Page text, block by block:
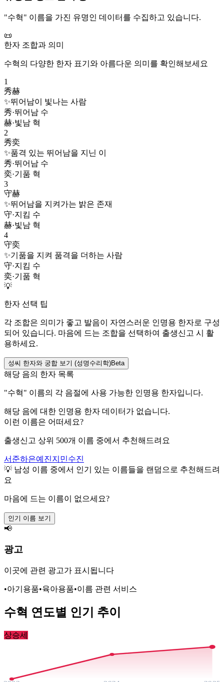
"수혁" 이름을 가진 유명인 데이터를 수집하고 있습니다.
📜
한자 조합과 의미
수혁의 다양한 한자 표기와 아름다운 의미를 확인해보세요
1
秀赫
✨뛰어남이 빛나는 사람
秀·뛰어남 수
赫·빛남 혁
2
秀奕
✨품격 있는 뛰어남을 지닌 이
秀·뛰어남 수
奕·기품 혁
3
守赫
✨뛰어남을 지켜가는 밝은 존재
守·지킴 수
赫·빛남 혁
4
守奕
✨기품을 지켜 품격을 더하는 사람
守·지킴 수
奕·기품 혁
💡
한자 선택 팁
각 조합은 의미가 좋고 발음이 자연스러운 인명용 한자로 구성
되어 있습니다. 마음에 드는 조합을 선택하여 출생신고 시 활
용하세요.
성씨 한자와 궁합 보기 (성명수리학)Beta
해당 음의 한자 목록
"수혁" 이름의 각 음절에 사용 가능한 인명용 한자입니다.
해당 음에 대한 인명용 한자 데이터가 없습니다.
이런 이름은 어떠세요?
출생신고 상위 500개 이름 중에서 추천해드려요
서준하은예진지민수진
💡 남성 이름 중에서 인기 있는 이름들을 랜덤으로 추천해드려
요
마음에 드는 이름이 없으세요?
인기 이름 보기
📢
광고
이곳에 관련 광고가 표시됩니다
•아기용품•육아용품•이름 관련 서비스
수혁 연도별 인기 추이
상승세